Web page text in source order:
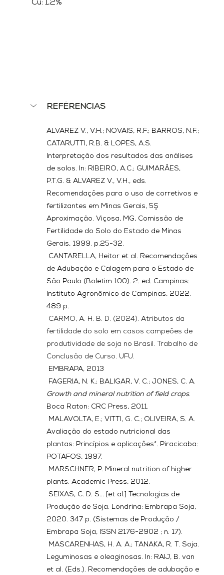
Cu: 1,2%
REFÊRENCIAS
ALVAREZ V., V.H.; NOVAIS, R.F.; BARROS, N.F.;
CATARUTTI, R.B. & LOPES, A.S.
Interpretação dos resultados das análises
de solos. In: RIBEIRO, A.C.; GUIMARÃES,
P.T.G. & ALVAREZ V., V.H., eds.
Recomendações para o uso de corretivos e
fertilizantes em Minas Gerais, 5Ş
Aproximação. Viçosa, MG, Comissão de
Fertilidade do Solo do Estado de Minas
Gerais, 1999. p.25-32.
CANTARELLA, Heitor et al. Recomendações
de Adubação e Calagem para o Estado de
São Paulo (Boletim 100). 2. ed. Campinas:
Instituto Agronômico de Campinas, 2022.
489 p.
CARMO, A. H. B. D. (2024). Atributos da
fertilidade do solo em casos campeões de
produtividade de soja no Brasil. Trabalho de
Conclusão de Curso. UFU.
EMBRAPA, 2013
FAGERIA, N. K.; BALIGAR, V. C.; JONES, C. A.
Growth and mineral nutrition of field crops.
Boca Raton: CRC Press, 2011.
MALAVOLTA, E.; VITTI, G. C.; OLIVEIRA, S. A.
Avaliação do estado nutricional das
plantas: Princípios e aplicações*. Piracicaba:
POTAFOS, 1997.
MARSCHNER, P. Mineral nutrition of higher
plants. Academic Press, 2012.
SEIXAS, C. D. S... [et al.] Tecnologias de
Produção de Soja. Londrina: Embrapa Soja,
2020. 347 p. (Sistemas de Produção /
Embrapa Soja, ISSN 2176-2902 ; n. 17).
MASCARENHAS, H. A. A.; TANAKA, R. T. Soja.
Leguminosas e oleaginosas. In: RAIJ, B. van
et al. (Eds.). Recomendações de adubação e